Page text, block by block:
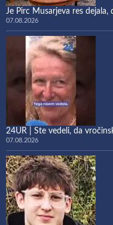
Je Pirc Musarjeva res dejala,
07.08.2026
24UR | Ste vedeli, da
07.08.2026